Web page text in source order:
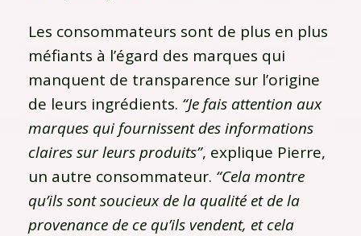
Les consommateurs sont de plus en plus
méfiants à l’égard des marques qui
manquent de transparence sur l’origine
de leurs ingrédients. “Je fais attention aux
marques qui fournissent des informations
claires sur leurs produits”, explique Pierre,
un autre consommateur. “Cela montre
qu’ils sont soucieux de la qualité et de la
provenance de ce qu’ils vendent, et cela